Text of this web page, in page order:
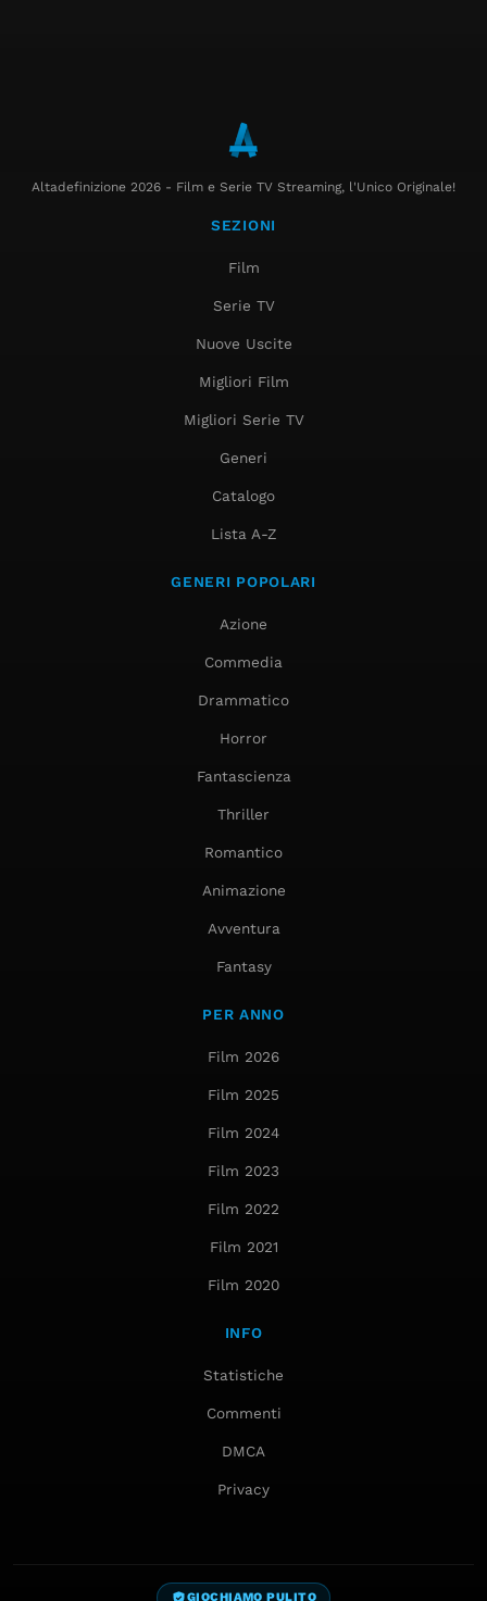
Altadefinizione 2026 - Film e Serie TV Streaming, l'Unico Originale!
SEZIONI
Film
Serie TV
Nuove Uscite
Migliori Film
Migliori Serie TV
Generi
Catalogo
Lista A-Z
GENERI POPOLARI
Azione
Commedia
Drammatico
Horror
Fantascienza
Thriller
Romantico
Animazione
Avventura
Fantasy
PER ANNO
Film 2026
Film 2025
Film 2024
Film 2023
Film 2022
Film 2021
Film 2020
INFO
Statistiche
Commenti
DMCA
Privacy
GIOCHIAMO PULITO